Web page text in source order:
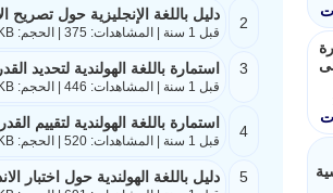
2 دليل باللغة الإنجليزية حول تصريح
قبل 1 سنة | المشاهدات: 375 | الحجم: 229.5KB
3 استمارة باللغة الهولندية لتحديد
قبل 1 سنة | المشاهدات: 446 | الحجم: 280.8KB
4 استمارة باللغة الهولندية لتقييم
قبل 1 سنة | المشاهدات: 520 | الحجم: 292.8KB
5 دليل باللغة الهولندية حول اختبار